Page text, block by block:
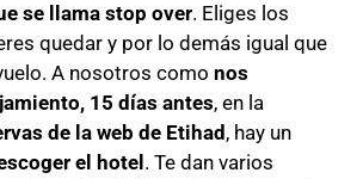
se llama stop over. Eliges los
quedar y por lo demás igual que
A nosotros como nos
15 días antes, en la
de la web de Etihad, hay un
el hotel . Te dan varios